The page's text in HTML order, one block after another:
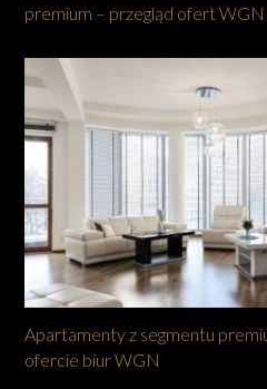
premium – przegląd ofert WGN
Apartamenty z segmentu
ofercie biur WGN